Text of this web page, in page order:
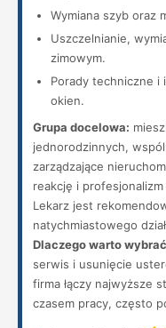
Wymiana szyb oraz
Uszczelnianie,
zimowym.
Porady techniczne i
okien.
Grupa docelowa:
jednorodzinnych,
zarządzające
reakcję i
Lekarz jest
natychmiastowego
Dlaczego warto
serwis i usunięcie
firma łączy najwyższe
czasem pracy, często